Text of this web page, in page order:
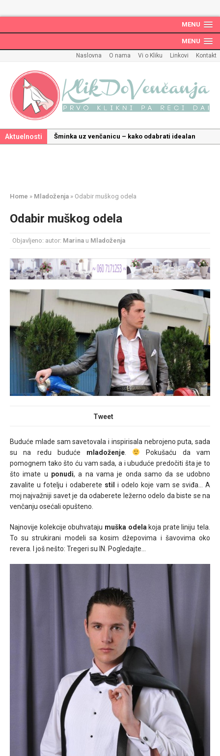
MENU
MENU
Naslovna O nama Vi o Kliku Linkovi Kontakt
Aktuelnosti
Kako odabrati savršenu frizuru za venčanje uz
Poklon koji će vaša druga polovina zauvek pamtiti
Home » Mladoženja » Odabir muškog odela
Odabir muškog odela
Objavljeno: autor: Marina u Mladoženja
Tweet
Buduće mlade sam savetovala i inspirisala nebrojeno puta, sada
su na redu buduće mladoženje
Pokušaću da vam
pomognem tako što ću vam sada, a i ubuduće predočiti šta je to
što imate u ponudi, a na vama je onda samo da se udobno
zavalite u fotelju i odaberete stil
i odelo koje vam se sviđa… A
moj najvažniji savet je da odaberete ležerno odelo da biste se na
venčanju osećali opušteno.
Najnovije kolekcije obuhvataju muška odela koja prate liniju tela.
To su strukirani modeli sa kosim džepovima i šavovima oko
revera. I još nešto: Tregeri su IN. Pogledajte…